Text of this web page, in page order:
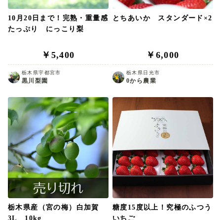
10月20日まで！完熟・重量感
たっぷり にっこり梨
￥5,400
栃木県宇都宮市
黒川梨園
とちあいか スタンダード×2
￥6,000
栃木県日光市
0から農業
栃木県産（宮の梅）白加賀
3L 10kg
糖度15度以上！究極のふつう
いちご